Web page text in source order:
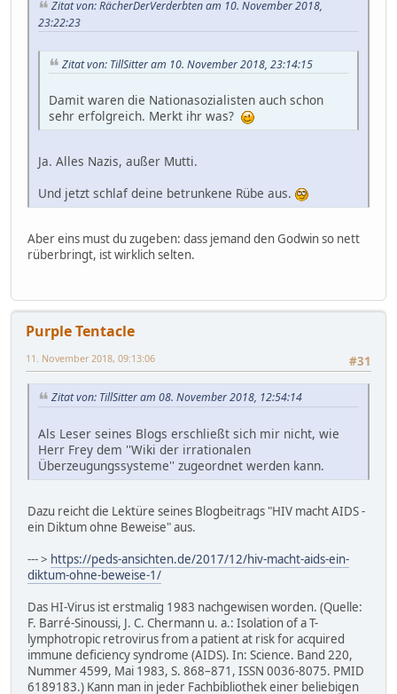
Zitat von: RächerDerVerderbten am 10. November 2018,
23:22:23
Zitat von: TillSitter am 10. November 2018, 23:14:15
Damit waren die Nationasozialisten auch schon
sehr erfolgreich. Merkt ihr was?
Ja. Alles Nazis, außer Mutti.
Und jetzt schlaf deine betrunkene Rübe aus.
Aber eins must du zugeben: dass jemand den Godwin so nett
rüberbringt, ist wirklich selten.
Purple Tentacle
#31
11. November 2018, 09:13:06
Zitat von: TillSitter am 08. November 2018, 12:54:14
Als Leser seines Blogs erschließt sich mir nicht, wie
Herr Frey dem ''Wiki der irrationalen
Überzeugungssysteme'' zugeordnet werden kann.
Dazu reicht die Lektüre seines Blogbeitrags "HIV macht AIDS -
ein Diktum ohne Beweise" aus.
--- > https://peds-ansichten.de/2017/12/hiv-macht-aids-ein-
diktum-ohne-beweise-1/
Das HI-Virus ist erstmalig 1983 nachgewisen worden. (Quelle:
F. Barré-Sinoussi, J. C. Chermann u. a.: Isolation of a T-
lymphotropic retrovirus from a patient at risk for acquired
immune deficiency syndrome (AIDS). In: Science. Band 220,
Nummer 4599, Mai 1983, S. 868–871, ISSN 0036-8075. PMID
6189183.) Kann man in jeder Fachbibliothek einer beliebigen